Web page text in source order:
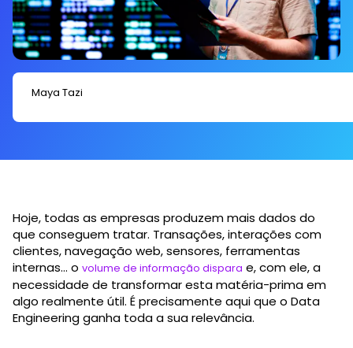
Maya Tazi
Hoje, todas as empresas produzem mais dados do
que conseguem tratar. Transações, interações com
clientes, navegação web, sensores, ferramentas
internas… o volume de informação dispara e, com ele, a
necessidade de transformar esta matéria-prima em
algo realmente útil. É precisamente aqui que o Data
Engineering ganha toda a sua relevância.